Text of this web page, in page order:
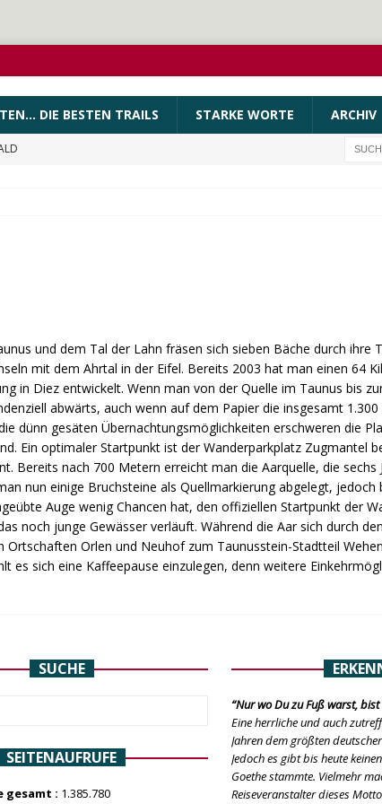
DIE BESTEN TRAILS STARKE WORTE ARCHIV
und dem Tal der Lahn fräsen sich sieben Bäche durch ihre
mit dem Ahrtal in der Eifel. Bereits 2003 hat man einen 64
in Diez entwickelt. Wenn man von der Quelle im Taunus bis
abwärts, auch wenn auf dem Papier die insgesamt
dünn gesäten Übernachtungsmöglichkeiten erschweren die
Ein optimaler Startpunkt ist der Wanderparkplatz Zugmantel
Bereits nach 700 Metern erreicht man die Aarquelle, die sechs
nun einige Bruchsteine als Quellmarkierung abgelegt, jedoch
Auge wenig Chancen hat, den offiziellen Startpunkt der
noch junge Gewässer verläuft. Während die Aar sich durch
Orlen und Neuhof zum Taunusstein-Stadtteil
es sich eine Kaffeepause einzulegen, denn weitere
SUCHE
SEITENAUFRUFE
gesamt : 1.385.780
“Nur wo Du zu Fuß warst,
Eine herrliche und auch
Jahren dem größten
Jedoch es gibt bis heute
Goethe stammte. Vielmehr
Reiseveranstalter dieses